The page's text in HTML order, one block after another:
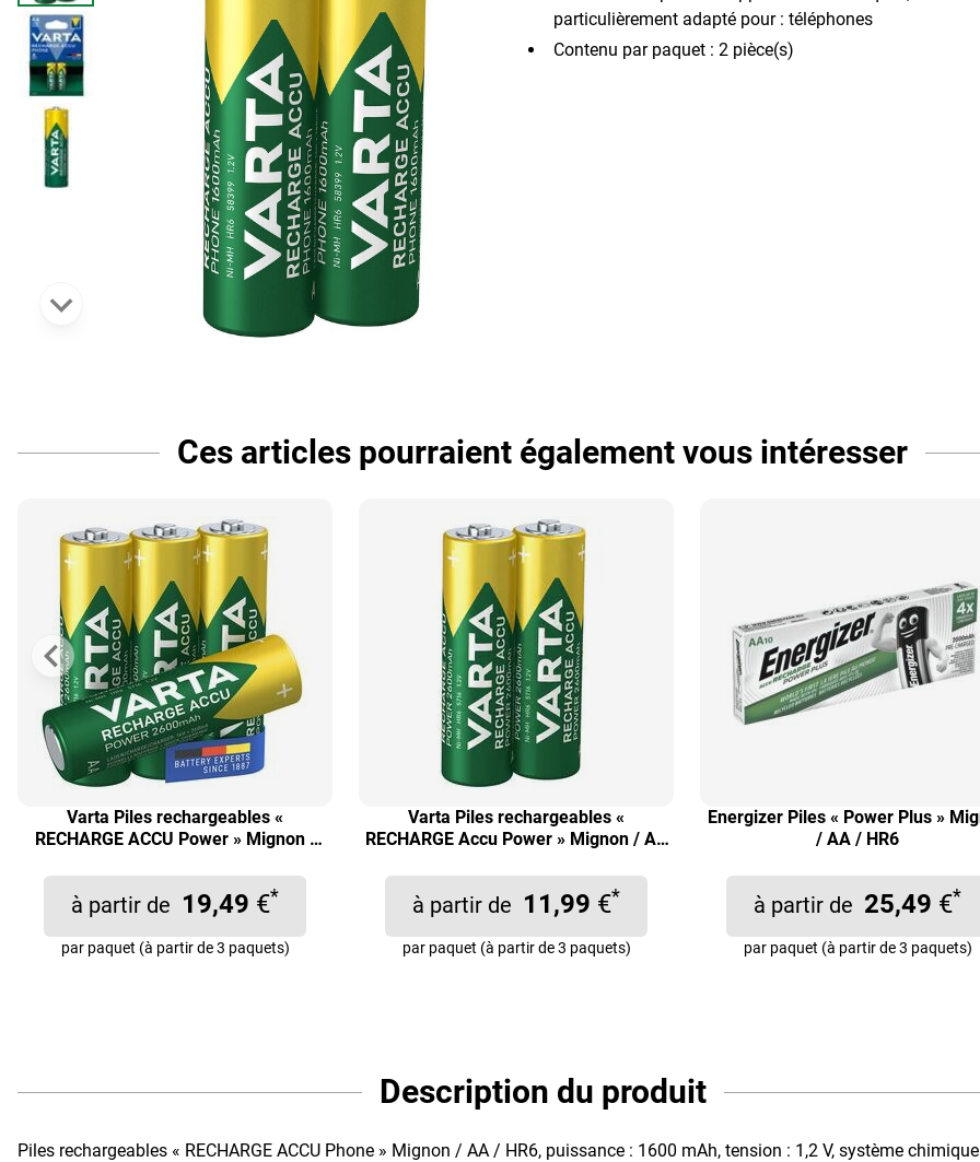
particulièrement adapté pour : téléphones
Contenu par paquet : 2 pièce(s)
Ces articles pourraient également vous intéresser
Varta Piles rechargeables «
RECHARGE ACCU Power » Mignon /
à partir de 19,49 €*
par paquet (à partir de 3 paquets)
Varta Piles rechargeables «
RECHARGE Accu Power » Mignon / AA
à partir de 11,99 €*
par paquet (à partir de 3 paquets)
Energizer Piles « Power Plus »
/ AA / HR6
à partir de 25,49 €*
par paquet (à partir de 3 paquets)
Description du produit
Piles rechargeables « RECHARGE ACCU Phone » Mignon / AA / HR6, puissance : 1600 mAh, tension : 1,2 V, système